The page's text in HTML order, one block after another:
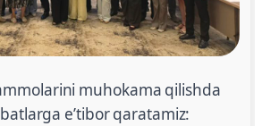
muhokama qilishda
e’tibor qaratamiz: